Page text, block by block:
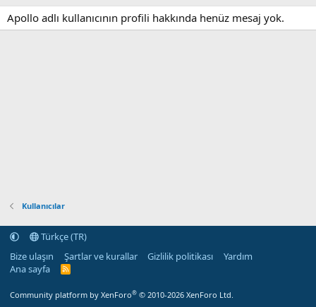
Apollo adlı kullanıcının profili hakkında henüz mesaj yok.
Kullanıcılar
Türkçe (TR)
Bize ulaşın
Şartlar ve kurallar Gizlilik politikası
Yardım
Ana sayfa
R
Community platform by XenForo® © 2010-2026 XenForo Ltd.